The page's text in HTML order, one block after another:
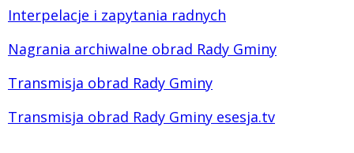
Interpelacje i zapytania radnych
Nagrania archiwalne obrad Rady Gminy
Transmisja obrad Rady Gminy
Transmisja obrad Rady Gminy esesja.tv